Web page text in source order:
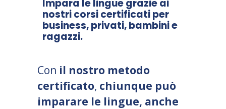
Impara le lingue grazie ai
nostri corsi certificati per
business, privati, bambini e
ragazzi.
Con il nostro metodo
certificato, chiunque può
imparare le lingue, anche